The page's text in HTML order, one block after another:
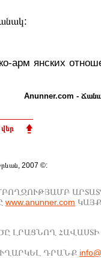
арм янских
Anunner.com -
2007 ©:
www.anunner.com
ԼՐԱՑՆՈՂ ՀԱՎԱՍՏԻ
ԴՐԱՆՔ